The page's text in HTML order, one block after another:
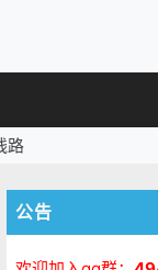
路
公告